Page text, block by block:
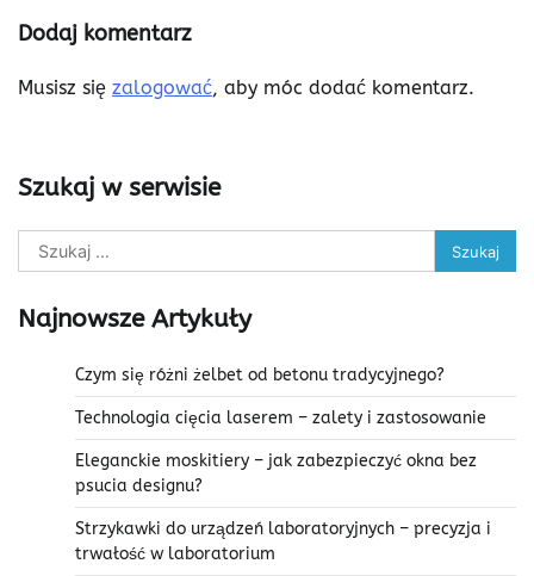
Dodaj komentarz
Musisz się zalogować, aby móc dodać komentarz.
Szukaj w serwisie
Szukaj:
Najnowsze Artykuły
Czym się różni żelbet od betonu tradycyjnego?
Technologia cięcia laserem – zalety i zastosowanie
Eleganckie moskitiery – jak zabezpieczyć okna bez
psucia designu?
Strzykawki do urządzeń laboratoryjnych – precyzja i
trwałość w laboratorium